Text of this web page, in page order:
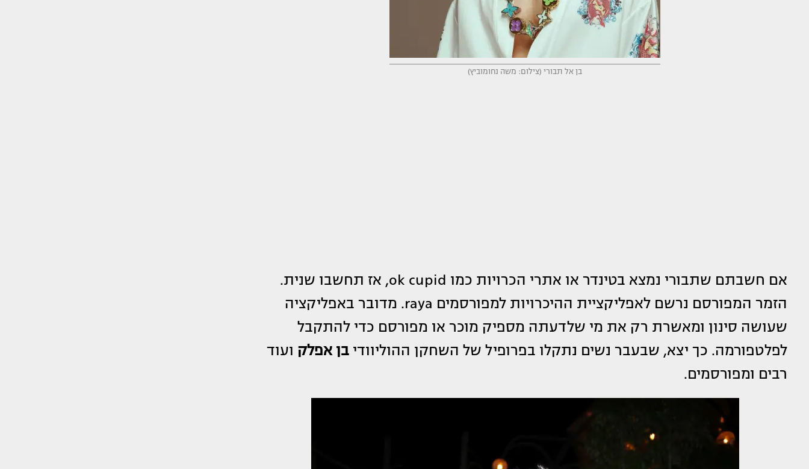
בן אל תבורי (צילום: משה נחומוביץ)
אם חשבתם שתבורי נמצא בטינדר או אתרי הכרויות כמו ok cupid, אז תחשבו שנית.
הזמר המפורסם נרשם לאפליקציית ההיכרויות למפורסמים raya. מדובר באפליקציה
שעושה סינון ומאשרת רק את מי שלדעתה מספיק מוכר או מפורסם כדי להתקבל
לפלטפורמה. כך יצא, שבעבר נשים נתקלו בפרופיל של השחקן ההוליוודי בן אפלק ועוד
רבים ומפורסמים.